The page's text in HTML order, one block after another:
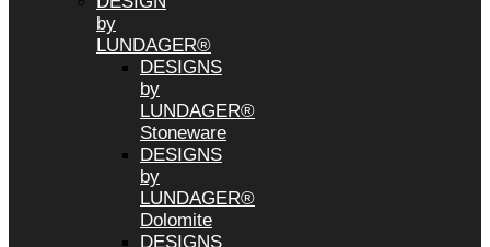
by
LUNDAGER®
DESIGNS
by
LUNDAGER®
Stoneware
DESIGNS
by
LUNDAGER®
Dolomite
DESIGNS